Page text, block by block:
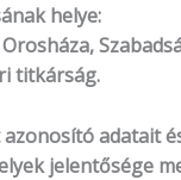
helye:
titkárság.
adatait
jelentősége